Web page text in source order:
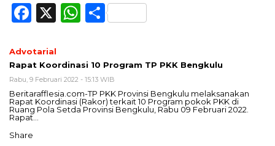
Facebook
X WhatsApp
Share
Advotarial
Rapat Koordinasi 10 Program TP PKK Bengkulu
Rabu, 9 Februari 2022 - 15:13 WIB
Beritarafflesia.com-TP PKK Provinsi Bengkulu melaksanakan
Rapat Koordinasi (Rakor) terkait 10 Program pokok PKK di
Ruang Pola Setda Provinsi Bengkulu, Rabu 09 Februari 2022.
Rapat…
Share